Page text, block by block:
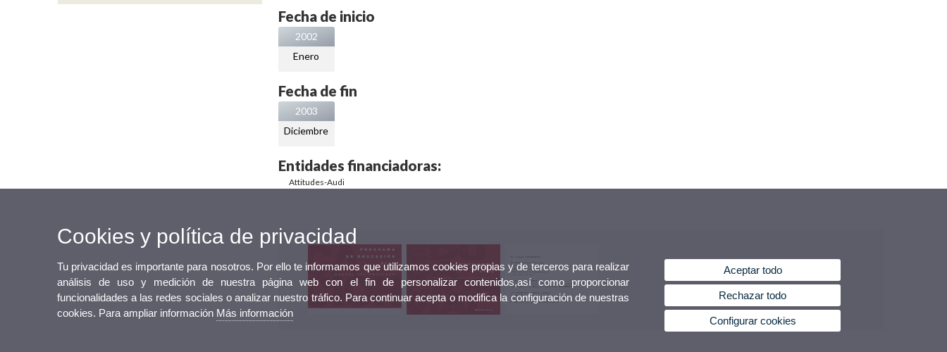
Fecha de inicio
2002
Enero
Fecha de fin
2003
Diciembre
Entidades financiadoras:
Attitudes-Audi
Cookies y política de privacidad
Tu privacidad es importante para nosotros. Por ello te informamos que utilizamos cookies propias y de terceros para realizar
análisis de uso y medición de nuestra página web con el fin de personalizar contenidos,así como proporcionar
funcionalidades a las redes sociales o analizar nuestro tráfico. Para continuar acepta o modifica la configuración de nuestras
cookies. Para ampliar información Más información
Aceptar todo
Rechazar todo
Configurar cookies